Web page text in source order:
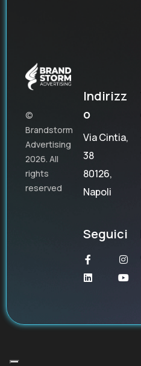
©
Brandstorm
Advertising
2026. All
rights
reserved
Indirizz
o
Via Cintia,
38
80126,
Napoli
Seguici